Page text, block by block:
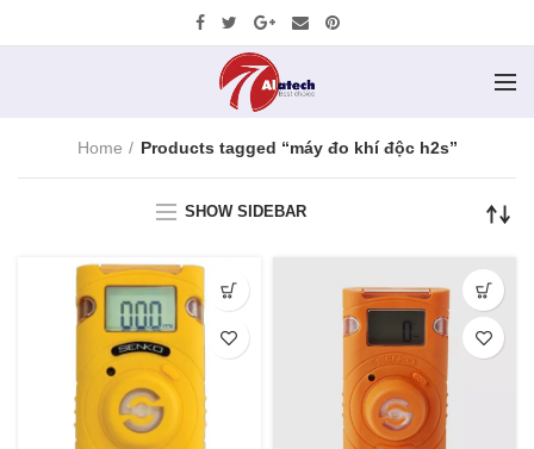
Home Products tagged “máy đo khí độc h2s”
SHOW SIDEBAR